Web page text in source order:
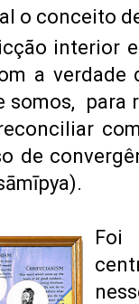
o conceito
interior
a verdade
somos, para
de